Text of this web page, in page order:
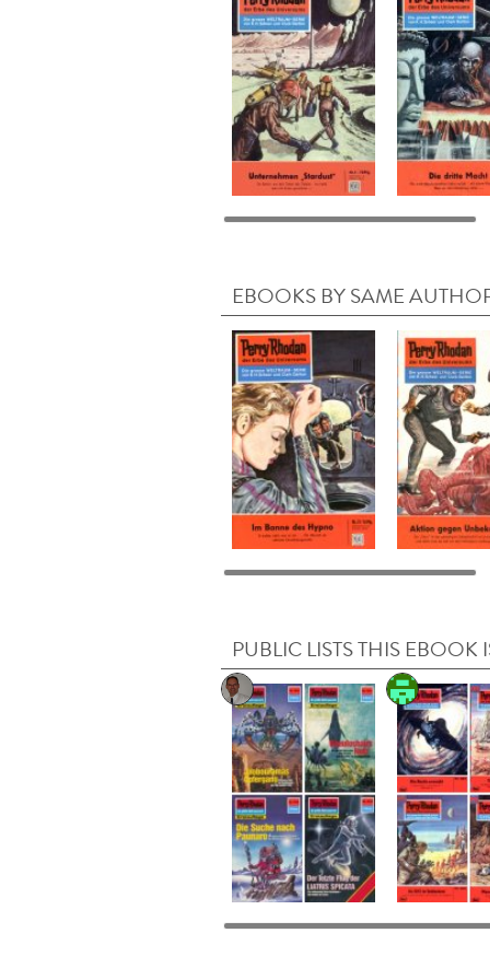
EBOOKS BY SAME
PUBLIC LISTS THIS EBOOK